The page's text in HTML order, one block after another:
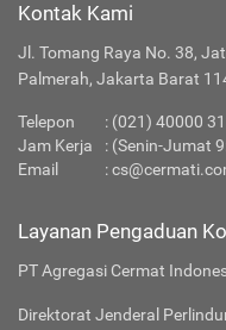
Kontak Kami
Jl. Tomang Raya No. 38,
Palmerah, Jakarta Barat
Telepon : (021) 40000
Jam Kerja
: (Senin-Jumat
Email
:
Layanan Pengaduan
PT Agregasi Cermat
Direktorat Jenderal